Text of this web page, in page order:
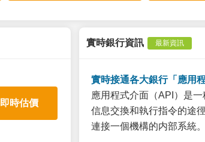
即時估價
實時銀行資訊 最新資訊
實時接通各大銀行「應用
應用程式介面（API）是
信息交換和執行指令的途
連接一個機構的内部系統。